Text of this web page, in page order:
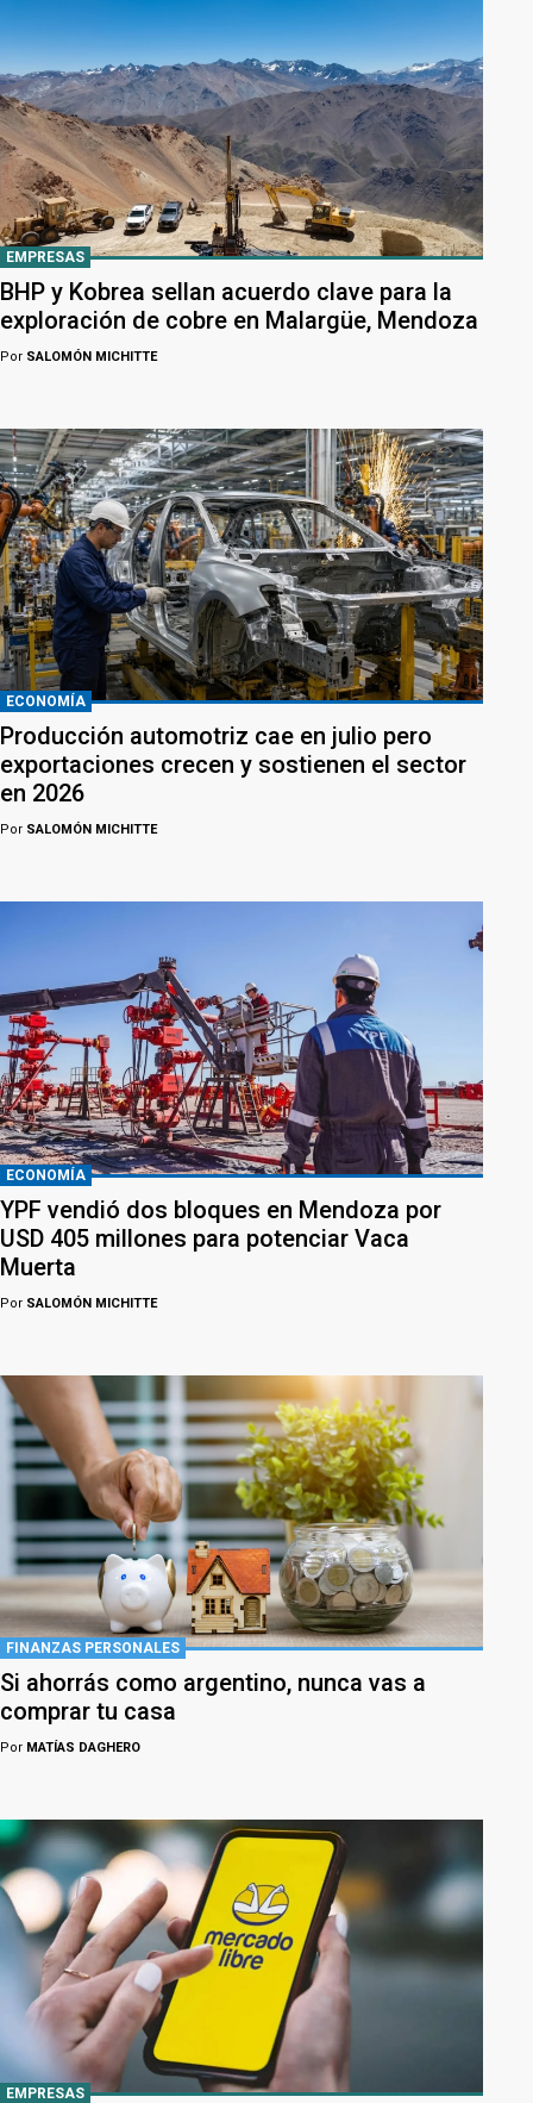
EMPRESAS
BHP y Kobrea sellan acuerdo clave para la
exploración de cobre en Malargüe, Mendoza
Por SALOMÓN MICHITTE
ECONOMÍA
Producción automotriz cae en julio pero
exportaciones crecen y sostienen el sector
en 2026
Por SALOMÓN MICHITTE
ECONOMÍA
YPF vendió dos bloques en Mendoza por
USD 405 millones para potenciar Vaca
Muerta
Por SALOMÓN MICHITTE
FINANZAS PERSONALES
Si ahorrás como argentino, nunca vas a
comprar tu casa
Por MATÍAS DAGHERO
EMPRESAS